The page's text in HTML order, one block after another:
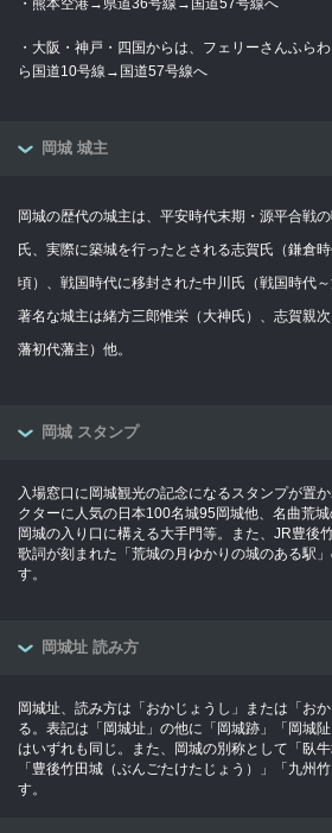
・熊本空港→県道36号線→国道57号線へ
・大阪・神戸・四国からは、フェリーさんふら
ら国道10号線→国道57号線へ
岡城 城主
岡城の歴代の城主は、平安時代末期・源平合戦
氏、実際に築城を行ったとされる志賀氏（鎌倉
頃）、戦国時代に移封された中川氏（戦国時代～
著名な城主は緒方三郎惟栄（大神氏）、志賀親
藩初代藩主）他。
岡城 スタンプ
入場窓口に岡城観光の記念になるスタンプが置
クターに人気の日本100名城95岡城他、名曲荒城
岡城の入り口に構える大手門等。また、JR豊後
歌詞が刻まれた「荒城の月ゆかりの城のある駅
す。
岡城址 読み方
岡城址、読み方は「おかじょうし」または「お
る。表記は「岡城址」の他に「岡城跡」「岡城
はいずれも同じ。また、岡城の別称として「臥牛
「豊後竹田城（ぶんごたけたじょう）」「九州
す。